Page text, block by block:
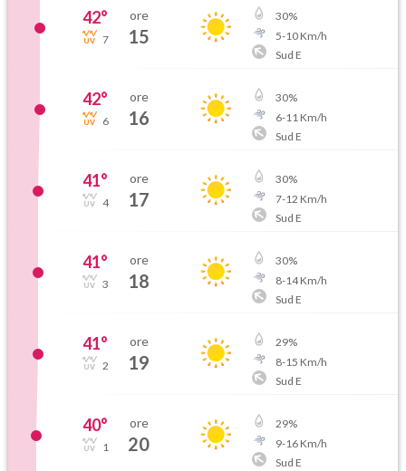
42°
7
ore
15
30%
5-10Km/h
Sud E
42°
6
ore
16
30%
6-11 Km/h
Sud E
41°
4
ore
17
30%
7-12 Km/h
Sud E
41°
3
ore
18
30%
8-14Km/h
Sud E
41°
2
ore
19
29%
8-15 Km/h
Sud E
40°
1
ore
20
29%
9-16Km/h
Sud E